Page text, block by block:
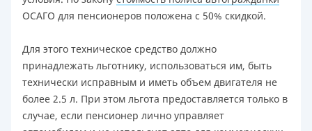
ОСАГО для пенсионеров положена с 50% скидкой.
Для этого техническое средство должно
принадлежать льготнику, использоваться им, быть
технически исправным и иметь объем двигателя не
более 2.5 л. При этом льгота предоставляется только в
случае, если пенсионер лично управляет